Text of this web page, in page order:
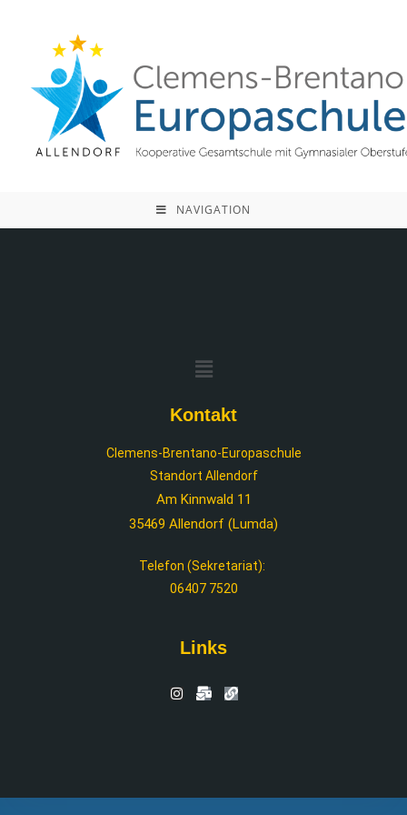
NAVIGATION
Kontakt
Clemens-Brentano-Europaschule
Standort Allendorf
Am Kinnwald 11
35469 Allendorf (Lumda)
Telefon (Sekretariat):
06407 7520
Links